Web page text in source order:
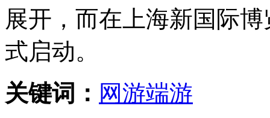
展开，而在上海新国际
式启动。
关键词： 网游端游